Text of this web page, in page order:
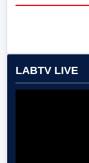
LABTV LIVE